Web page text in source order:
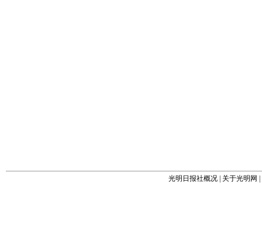
光明日报社概况 关于光明网